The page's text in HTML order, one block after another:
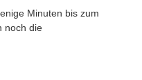
Minuten bis zum
noch die